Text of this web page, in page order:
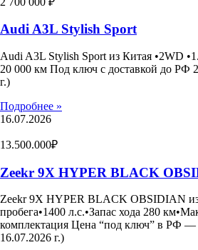
Audi A3L Stylish Sport
Audi A3L Stylish Sport из Китая •2WD
20 000 км Под ключ с доставкой до РФ
г.)
Подробнее »
16.07.2026
13.500.000₽
Zeekr 9X HYPER BLACK
Zeekr 9X HYPER BLACK OBSIDIAN
пробега•1400 л.с.•Запас хода 280
комплектация Цена “под ключ” в РФ —
16.07.2026 г.)